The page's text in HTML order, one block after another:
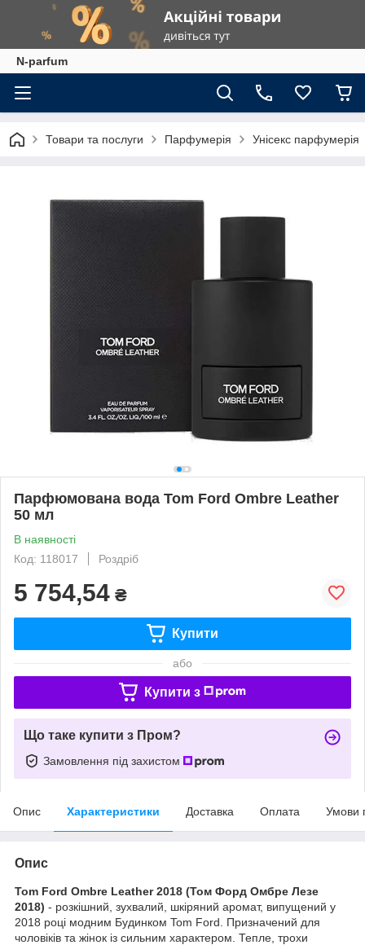
N-parfum
Товари та послуги Парфумерія Унісекс парфумерія
Парфюмована вода Tom Ford Ombre Leather
50 мл
В наявності
Код: 118017
Роздріб
5 754,54 ₴
Купити
або
Купити з
Що таке купити з Пром?
Замовлення під захистом
Опис Характеристики Доставка Оплата Умови
Опис
Tom Ford Ombre Leather 2018 (Том Форд Омбре Лезе
2018) - розкішний, зухвалий, шкіряний аромат, випущений у
2018 році модним Будинком Tom Ford. Призначений для
чоловіків та жінок із сильним характером. Тепле, трохи